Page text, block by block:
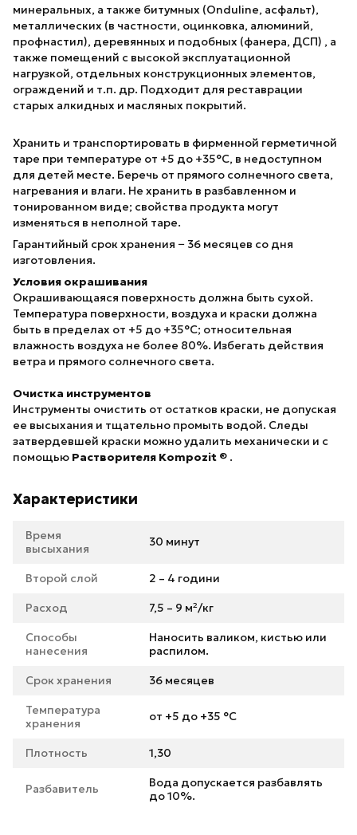
минеральных, а также битумных (Onduline, асфальт),
металлических (в частности, оцинковка, алюминий,
профнастил), деревянных и подобных (фанера, ДСП) , а
также помещений с высокой эксплуатационной
нагрузкой, отдельных конструкционных элементов,
ограждений и т.п. др. Подходит для реставрации
старых алкидных и масляных покрытий.
Хранить и транспортировать в фирменной герметичной
таре при температуре от +5 до +35°С, в недоступном
для детей месте. Беречь от прямого солнечного света,
нагревания и влаги. Не хранить в разбавленном и
тонированном виде; свойства продукта могут
изменяться в неполной таре.
Гарантийный срок хранения − 36 месяцев со дня
изготовления.
Условия окрашивания
Окрашивающаяся поверхность должна быть сухой.
Температура поверхности, воздуха и краски должна
быть в пределах от +5 до +35°С; относительная
влажность воздуха не более 80%. Избегать действия
ветра и прямого солнечного света.
Очистка инструментов
Инструменты очистить от остатков краски, не допуская
ее высыхания и тщательно промыть водой. Следы
затвердевшей краски можно удалить механически и с
помощью Растворителя Kompozit ® .
Характеристики
Время
высыхания
30 минут
Второй слой 2 – 4 години
Расход 7,5 – 9 м²/кг
Способы
нанесения
Наносить валиком, кистью или
распилом.
Срок хранения 36 месяцев
Температура
хранения
от +5 до +35 °С
Плотность 1,30
Разбавитель
Вода допускается разбавлять
до 10%.